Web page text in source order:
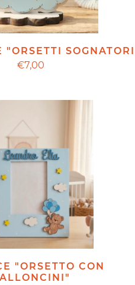
"ORSETTI
€7,00
"ORSETTO CON